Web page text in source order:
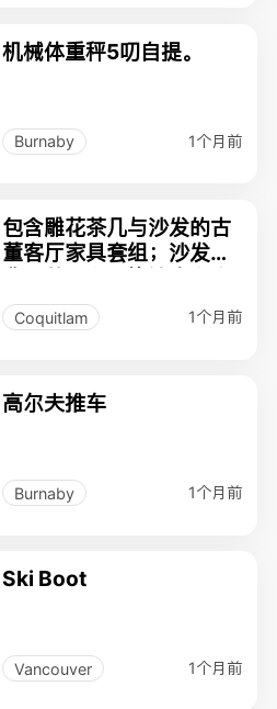
机械体重秤5叨自提。
Burnaby 1个月前
包含雕花茶几与沙发的古
董客厅家具套组；沙发靠
理石$9800
Coquitlam 1个月前
高尔夫推车
Burnaby 1个月前
Ski Boot
Vancouver 1个月前